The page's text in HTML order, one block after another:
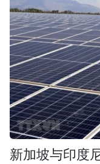
新加坡与印度